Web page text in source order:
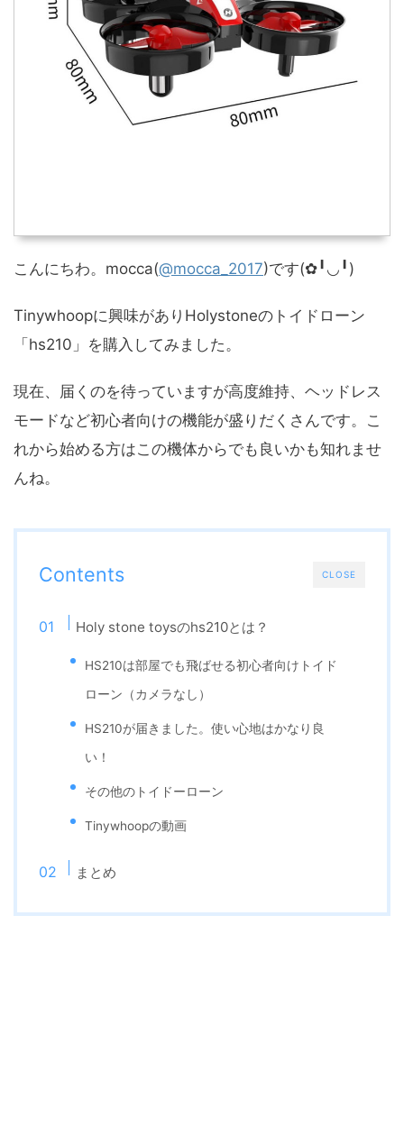
こんにちわ。mocca(@mocca_2017)です(✿╹◡╹)
Tinywhoopに興味がありHolystoneのトイドローン
「hs210」を購入してみました。
現在、届くのを待っていますが高度維持、ヘッドレス
モードなど初心者向けの機能が盛りだくさんです。こ
れから始める方はこの機体からでも良いかも知れませ
んね。
CLOSE
Contents
Holy stone toysのhs210とは？
HS210は部屋でも飛ばせる初心者向けトイド
ローン（カメラなし）
HS210が届きました。使い心地はかなり良
い！
その他のトイドーローン
Tinywhoopの動画
まとめ